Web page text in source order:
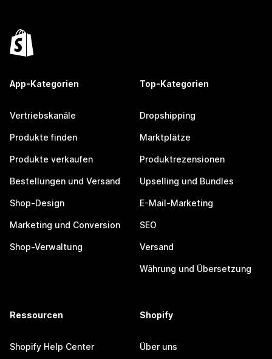
App-Kategorien
Vertriebskanäle
Produkte finden
Produkte verkaufen
Bestellungen und Versand
Shop-Design
Marketing und Conversion
Shop-Verwaltung
Top-Kategorien
Dropshipping
Marktplätze
Produktrezensionen
Upselling und Bundles
E-Mail-Marketing
SEO
Versand
Währung und Übersetzung
Ressourcen
Shopify Help Center
Shopify
Über uns